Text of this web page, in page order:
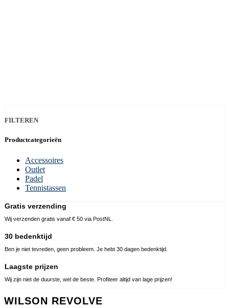
FILTEREN
Productcategorieën
Accessoires
Outlet
Padel
Tennistassen
Gratis verzending
Wij verzenden gratis vanaf € 50 via PostNL.
30 bedenktijd
Ben je niet tevreden, geen probleem. Je hebt 30 dagen bedenktijd.
Laagste prijzen
Wij zijn niet de duurste, wel de beste. Profiteer altijd van lage prijzen!
WILSON REVOLVE